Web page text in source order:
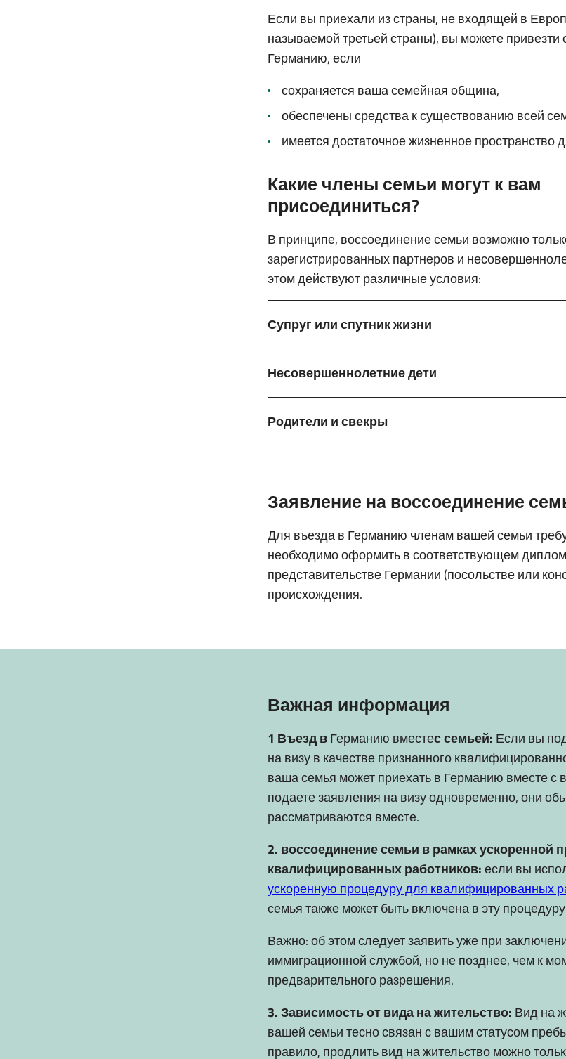
Если вы приехали из страны, не входящей в
называемой третьей страны), вы можете
Германию, если
сохраняется ваша семейная община,
обеспечены средства к существованию всей
имеется достаточное жизненное пространство
Какие члены семьи могут к вам
присоединиться?
В принципе, воссоединение семьи возможно
зарегистрированных партнеров и
этом действуют различные условия:
Супруг или спутник жизни
Несовершеннолетние дети
Родители и свекры
Заявление на воссоединение
Для въезда в Германию членам вашей семьи
необходимо оформить в соответствующем
представительстве Германии (посольстве или
происхождения.
Важная информация
1 Въезд вГерманию вместес семьей: Если вы
на визу в качестве признанного
ваша семья может приехать в Германию вместе с
подаете заявления на визу одновременно, они
рассматриваются вместе.
2. воссоединение семьи в рамках ускоренной
квалифицированных работников:если вы
ускоренную процедуру для квалифицированных
семья также может быть включена в эту
Важно: об этом следует заявить уже при
иммиграционной службой, но не позднее, чем к
предварительного разрешения.
3. Зависимость от вида на жительство: Вид на
вашей семьи тесно связан с вашим статусом
правило, продлить вид на жительство можно